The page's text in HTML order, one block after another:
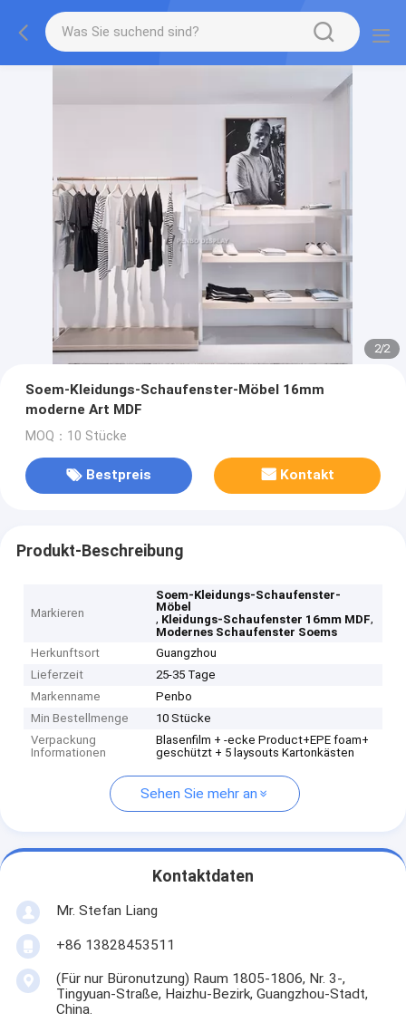
2/2
Soem-Kleidungs-Schaufenster-Möbel 16mm
moderne Art MDF
MOQ：10 Stücke
Bestpreis Kontakt
Produkt-Beschreibung
Markieren
Soem-Kleidungs-Schaufenster-
Möbel
, Kleidungs-Schaufenster 16mm MDF,
Modernes Schaufenster Soems
Herkunftsort
Guangzhou
Lieferzeit
25-35 Tage
Markenname
Penbo
Min Bestellmenge
10 Stücke
Verpackung
Informationen
Blasenfilm + -ecke Product+EPE foam+
geschützt + 5 laysouts Kartonkästen
Sehen Sie mehr an
Kontaktdaten
Mr. Stefan Liang
+86 13828453511
(Für nur Büronutzung) Raum 1805-1806, Nr. 3-,
Tingyuan-Straße, Haizhu-Bezirk, Guangzhou-Stadt,
China.